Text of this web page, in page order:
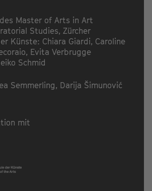
Master of Arts in Art
Studies, Zürcher
Künste: Chiara Giardi, Caroline
Evita Verbrugge
Schmid
Semmerling, Darija Šimunović
mit